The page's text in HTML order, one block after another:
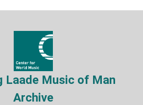
Laade Music of Man
Archive